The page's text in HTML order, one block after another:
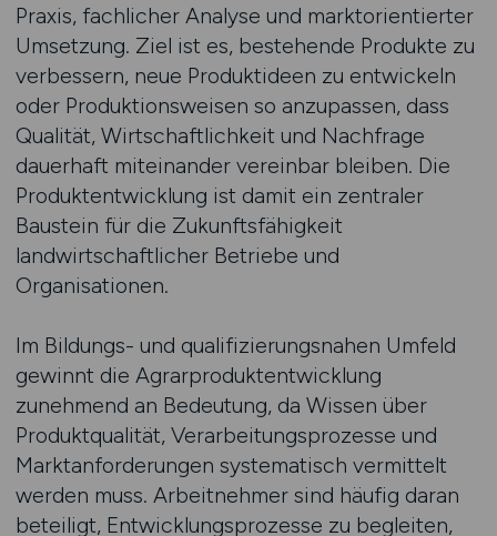
Praxis, fachlicher Analyse und marktorientierter
Umsetzung. Ziel ist es, bestehende Produkte zu
verbessern, neue Produktideen zu entwickeln
oder Produktionsweisen so anzupassen, dass
Qualität, Wirtschaftlichkeit und Nachfrage
dauerhaft miteinander vereinbar bleiben. Die
Produktentwicklung ist damit ein zentraler
Baustein für die Zukunftsfähigkeit
landwirtschaftlicher Betriebe und
Organisationen.
Im Bildungs- und qualifizierungsnahen Umfeld
gewinnt die Agrarproduktentwicklung
zunehmend an Bedeutung, da Wissen über
Produktqualität, Verarbeitungsprozesse und
Marktanforderungen systematisch vermittelt
werden muss. Arbeitnehmer sind häufig daran
beteiligt, Entwicklungsprozesse zu begleiten,